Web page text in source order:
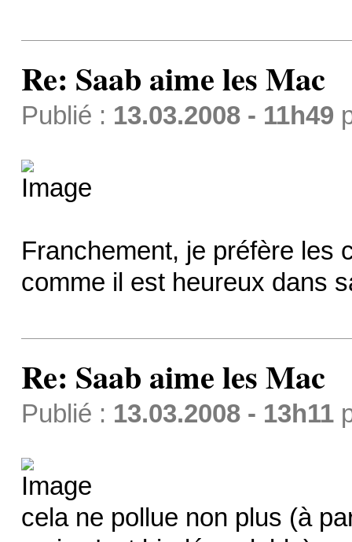
Re: Saab aime les Mac
Publié : 13.03.2008 - 11h49
Franchement, je préfère les
comme il est heureux dans
Re: Saab aime les Mac
Publié : 13.03.2008 - 13h11
cela ne pollue non plus (à